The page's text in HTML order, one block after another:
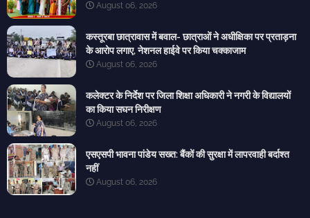
August 06, 2026
कस्तूरबा छात्रावास में बवाल- छात्राओं ने अधीक्षिका पर प्रताड़ना
के आरोप लगाए, नेशनल हाईवे पर किया चक्काजाम
August 06, 2026
कलेक्टर के निर्देश पर जिला शिक्षा अधिकारी ने नगरी के विद्यालयों
का किया सघन निरीक्षण
August 06, 2026
एसएसपी भावना पांडेय सख्त: बैंकों की सुरक्षा में लापरवाही बर्दाश्त
नहीं
August 06, 2026